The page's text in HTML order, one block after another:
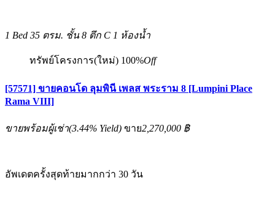
1 Bed 35 ตรม. ชั้น 8 ตึก C 1 ห้องน้ำ
ทรัพย์โครงการ(ใหม่) 100%Off
[57571] ขายคอนโด ลุมพินี เพลส พระราม 8 [Lumpini Place
Rama VIII]
ขายพร้อมผู้เช่า(3.44% Yield) ขาย2,270,000 ฿
อัพเดตครั้งสุดท้ายมากกว่า 30 วัน